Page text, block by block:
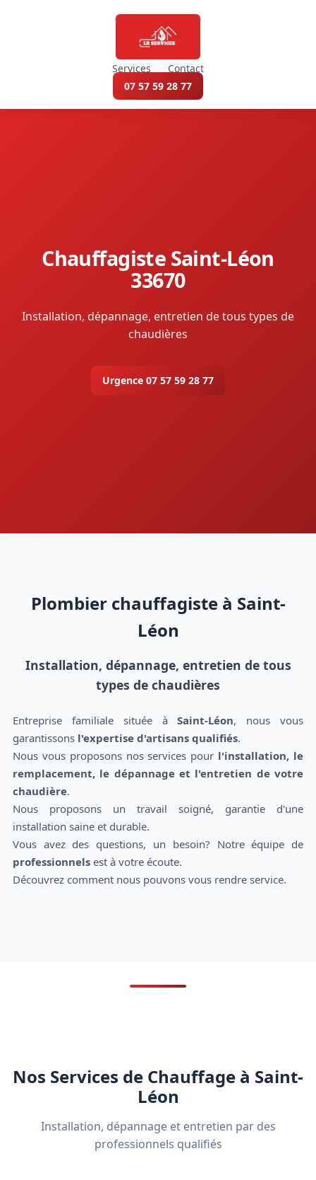
Services
Contact
07 57 59 28 77
Chauffagiste Saint-Léon
33670
Installation, dépannage, entretien de tous types de
chaudières
Urgence 07 57 59 28 77
Plombier chauffagiste à Saint-
Léon
Installation, dépannage, entretien de tous
types de chaudières
Entreprise familiale située àSaint-Léon, nous vous
garantissons l'expertise d'artisans qualifiés.
Nous vous proposons nos services pour l'installation, le
remplacement, le dépannage et l'entretien de votre
chaudière.
Nous proposons un travail soigné, garantie d'une
installation saine et durable.
Vous avez des questions, un besoin? Notre équipe de
professionnelsest à votre écoute.
Découvrez comment nous pouvons vous rendre service.
Nos Services de Chauffage à Saint-
Léon
Installation, dépannage et entretien par des
professionnels qualifiés